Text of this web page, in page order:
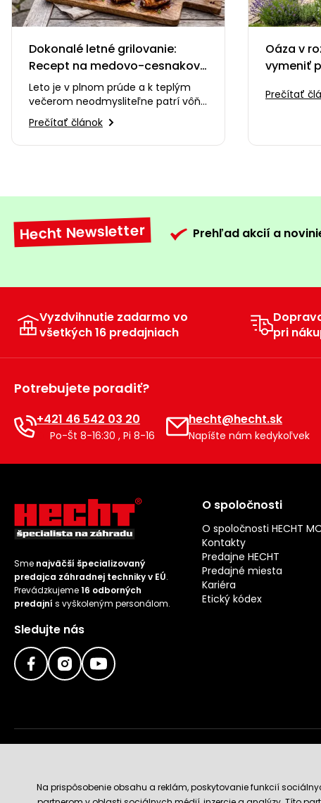
Dokonalé letné grilovanie:
Recept na medovo-cesnakové
kuracie stehná, ktoré si
zamilujete
Leto je v plnom prúde a k teplým
večerom neodmysliteľne patrí vôňa
dreveného uhlia, praskanie ohňa a
smiech s priateľmi…
Prečítať článok
Oáza v
vymeniť
Prečítať
Hecht Newsletter Prehľad akcií a
Vyzdvihnutie zadarmo vo
všetkých 16 predajniach
pri
Potrebujete poradiť?
+421 46 542 03 20
Po-Št 8-16:30 , Pi 8-16
hecht@hecht.sk
Napíšte nám kedykoľvek
Sme najväčší špecializovaný
predajca záhradnej techniky v EÚ.
Prevádzkujeme16 odborných
predajní s vyškoleným personálom.
Sledujte nás
O spoločnosti
O spoločnosti HECHT
Kontakty
Predajne HECHT
Predajné miesta
Kariéra
Etický kódex
Na prispôsobenie obsahu a reklám, poskytovanie funkcií